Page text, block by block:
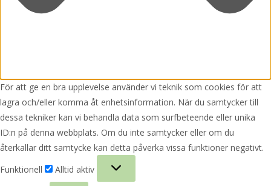
För att ge en bra upplevelse använder vi teknik som cookies för att
lagra och/eller komma åt enhetsinformation. När du samtycker till
dessa tekniker kan vi behandla data som surfbeteende eller unika
ID:n på denna webbplats. Om du inte samtycker eller om du
återkallar ditt samtycke kan detta påverka vissa funktioner negativt.
Funktionell
Alltid aktiv